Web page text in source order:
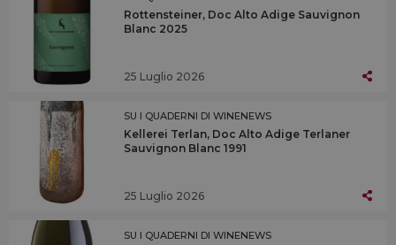
Rottensteiner, Doc Alto Adige Sauvignon
Blanc 2025
25 Luglio 2026
SU I QUADERNI DI WINENEWS
Kellerei Terlan, Doc Alto Adige Terlaner
Sauvignon Blanc 1991
25 Luglio 2026
SU I QUADERNI DI WINENEWS